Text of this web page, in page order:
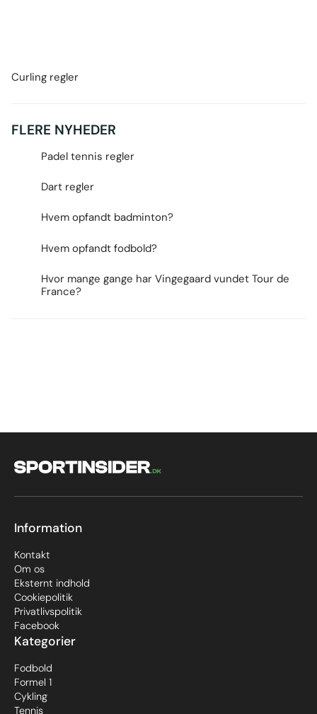
Curling regler
FLERE NYHEDER
Padel tennis regler
Dart regler
Hvem opfandt badminton?
Hvem opfandt fodbold?
Hvor mange gange har Vingegaard vundet Tour de
France?
Kategorier
Fodbold
Formel 1
Cykling
Tennis
Information
Kontakt
Om os
Eksternt indhold
Cookiepolitik
Privatlivspolitik
Facebook